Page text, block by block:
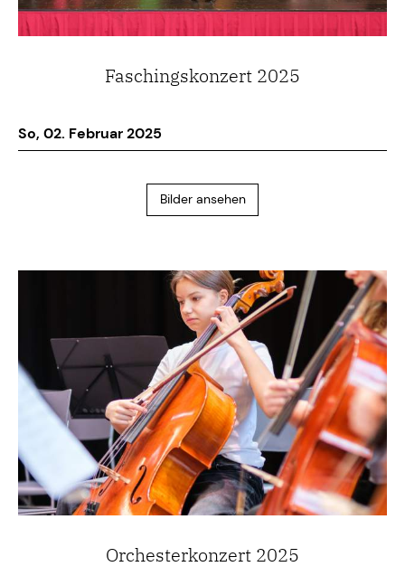
Faschingskonzert 2025
So, 02. Februar 2025
Bilder ansehen
Orchesterkonzert 2025